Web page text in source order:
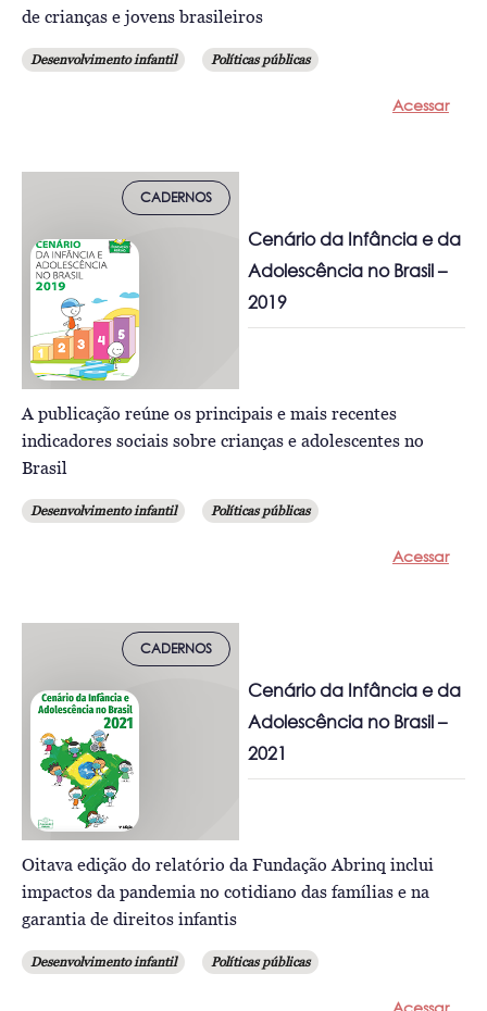
de crianças e jovens brasileiros
Desenvolvimento infantil Políticas públicas
Acessar
CADERNOS
Cenário da Infância e da
Adolescência no Brasil –
2019
A publicação reúne os principais e mais recentes
indicadores sociais sobre crianças e adolescentes no
Brasil
Desenvolvimento infantil Políticas públicas
Acessar
CADERNOS
Cenário da Infância e da
Adolescência no Brasil –
2021
Oitava edição do relatório da Fundação Abrinq inclui
impactos da pandemia no cotidiano das famílias e na
garantia de direitos infantis
Desenvolvimento infantil Políticas públicas
Acessar